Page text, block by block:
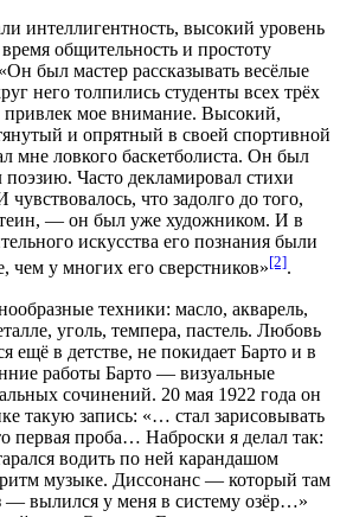
интеллигентность, высокий уровень
общительность и простоту
был мастер рассказывать весёлые
него толпились студенты всех трёх
мое внимание. Высокий,
и опрятный в своей спортивной
мне ловкого баскетболиста. Он был
Часто декламировал стихи
что задолго до того,
— он был уже художником. И в
искусства его познания были
чем у многих его сверстников»[2].
техники: масло, акварель,
уголь, темпера, пастель. Любовь
ещё в детстве, не покидает Барто и в
работы Барто — визуальные
сочинений. 20 мая 1922 года он
такую запись: «… стал зарисовывать
первая проба… Наброски я делал так:
водить по ней карандашом
музыке. Диссонанс — который там
— вылился у меня в систему озёр…»